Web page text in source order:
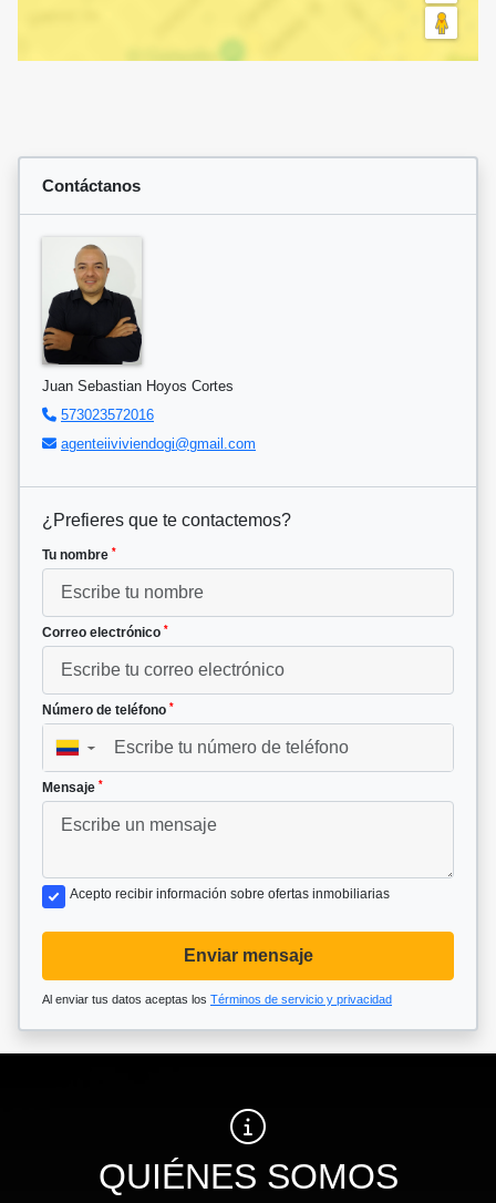
Contáctanos
Juan Sebastian Hoyos Cortes
573023572016
agenteiiviviendogi@gmail.com
¿Prefieres que te contactemos?
Tu nombre *
Correo electrónico *
Número de teléfono *
▼
Mensaje *
Acepto recibir información sobre ofertas inmobiliarias
Enviar mensaje
Al enviar tus datos aceptas los Términos de servicio y privacidad
QUIÉNES SOMOS